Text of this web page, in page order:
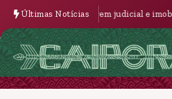
Últimas Notícias
A Engrenagem judicial e